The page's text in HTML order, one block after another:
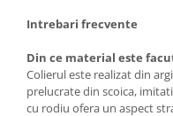
Intrebari frecvente
Din ce material este
Colierul este realizat din
prelucrate din scoica,
cu rodiu ofera un aspect